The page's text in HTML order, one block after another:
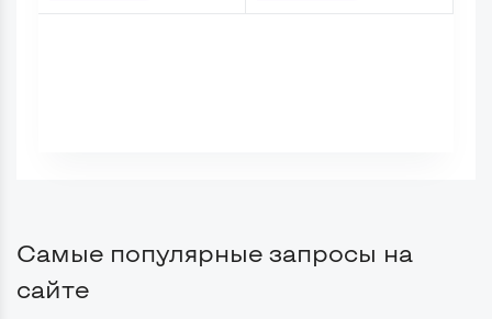
Самые популярные запросы на
сайте